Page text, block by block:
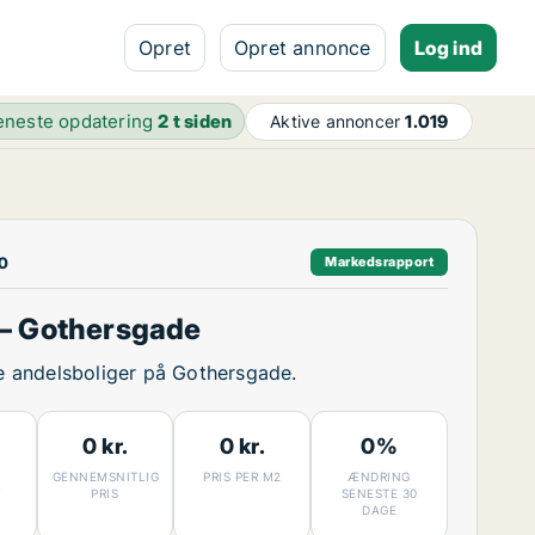
Opret Opret annonce Log ind
opdatering2 t siden Aktive annoncer1.019
Markedsrapport
Gothersgade
andelsboliger på Gothersgade.
0 kr.
GENNEMSNITLIG
PRIS
0 kr.
PRIS PER M2
0%
ÆNDRING
SENESTE 30
DAGE